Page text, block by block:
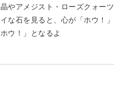
やアメジスト・ローズクォーツ
な石を見ると、心が「ホウ！」
ウ！」となるよ